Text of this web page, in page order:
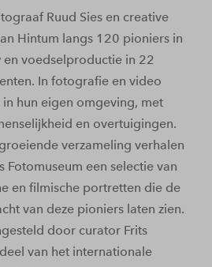
Ruud Sies en creative
Hintum langs 120 pioniers in
voedselproductie in 22
In fotografie en video
hun eigen omgeving, met
en overtuigingen.
verzameling verhalen
Fotomuseum een selectie van
en filmische portretten die de
van deze pioniers laten zien.
door curator Frits
van het internationale